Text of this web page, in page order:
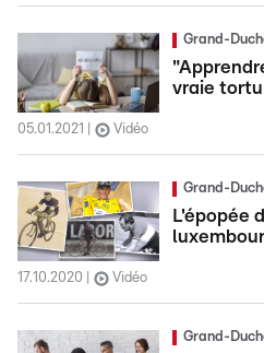
Grand-
vraie
05.01.2021 Vidéo
Grand-
L'épopée
17.10.2020 Vidéo
Grand-